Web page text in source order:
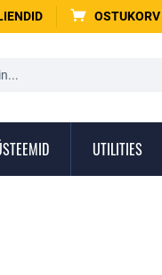
OSTUKORV
UTILITIES